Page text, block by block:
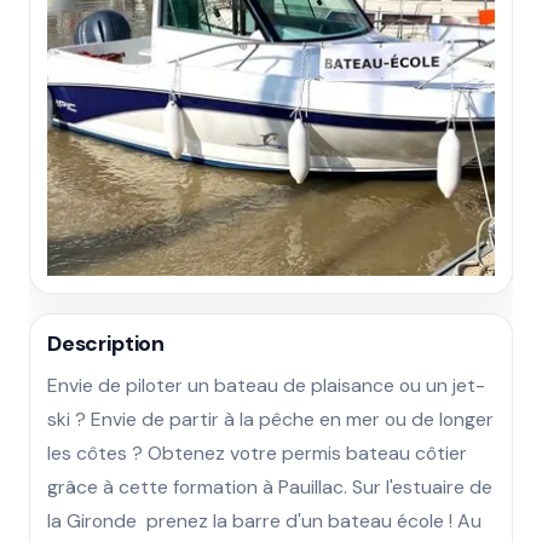
Description
Envie de piloter un bateau de plaisance ou un jet-
ski ? Envie de partir à la pêche en mer ou de longer
les côtes ? Obtenez votre permis bateau côtier
grâce à cette formation à Pauillac. Sur l'estuaire de
la Gironde  prenez la barre d'un bateau école ! Au